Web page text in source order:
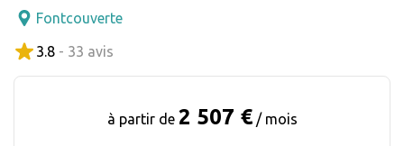
Fontcouverte
3.8 - 33 avis
à partir de 2 507 € / mois